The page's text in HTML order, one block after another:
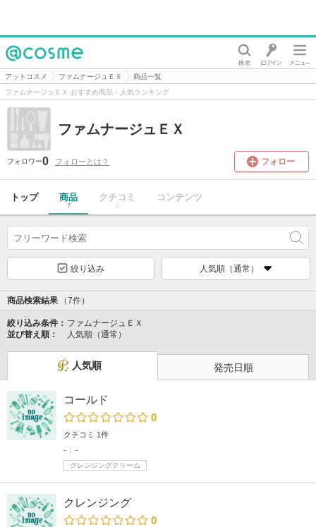
@cosme
アットコスメ ファムナージュＥＸ
商品一覧
ファムナージュＥＸ おすすめ商品・人気ランキング
ファムナージュＥＸ
フォロワー0 フォローとは？ フォロー
トップ 商品
7
クチコミ
0
コンテンツ
絞り込み 人気順（通常）
商品検索結果 （7件）
絞り込み条件： ファムナージュＥＸ
並び替え順：
人気順（通常）
人気順 発売日順
コールド
0
クチコミ 1件
-
-
クレンジングクリーム
クレンジング
0